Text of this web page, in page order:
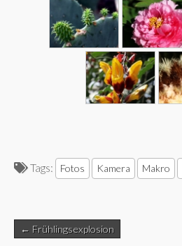
Tags: Fotos Kamera Makro
Post
navigation
← Frühlingsexplosion